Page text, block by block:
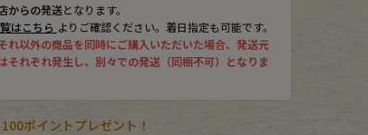
からの発送となります。
はこちら よりご確認ください。着日指定も可能です。
れ以外の商品を同時にご購入いただいた場合、発送元
それぞれ発生し、別々での発送（同梱不可）となりま
ポイントプレゼント！